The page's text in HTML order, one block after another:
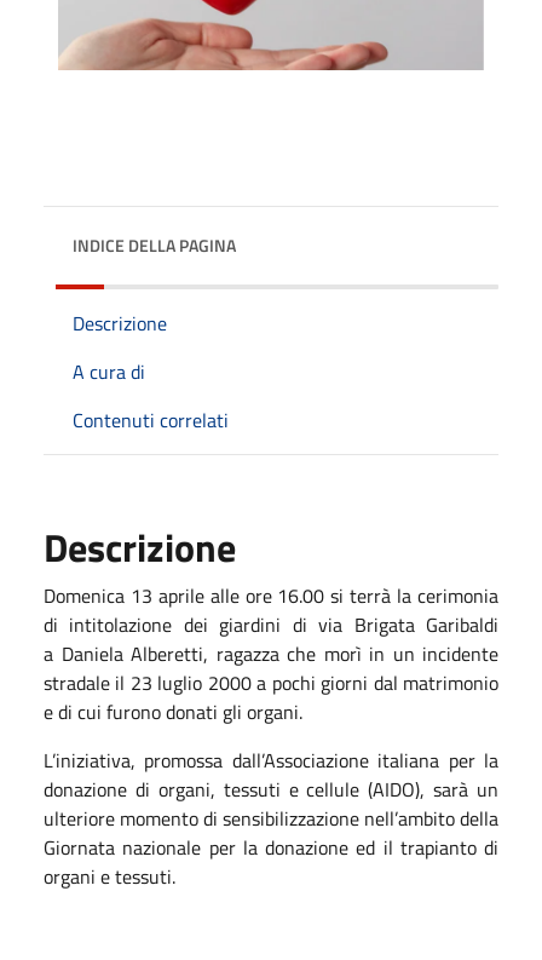
INDICE DELLA PAGINA
Descrizione
A cura di
Contenuti correlati
Descrizione
Domenica 13 aprile alle ore 16.00 si terrà la cerimonia
di intitolazione dei giardini di via Brigata Garibaldi
a Daniela Alberetti, ragazza che morì in un incidente
stradale il 23 luglio 2000 a pochi giorni dal matrimonio
e di cui furono donati gli organi.
L’iniziativa, promossa dall’Associazione italiana per la
donazione di organi, tessuti e cellule (AIDO), sarà un
ulteriore momento di sensibilizzazione nell’ambito della
Giornata nazionale per la donazione ed il trapianto di
organi e tessuti.